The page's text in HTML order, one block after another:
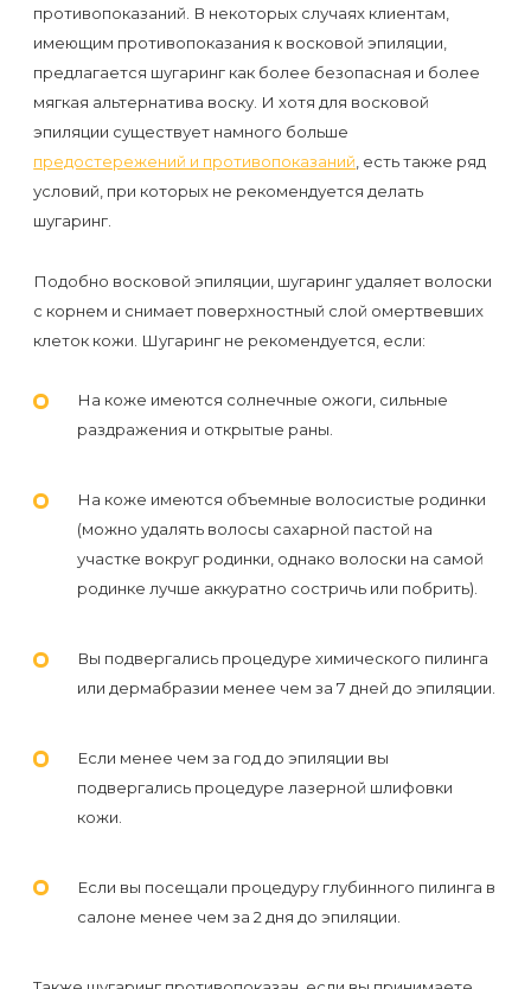
первый
раз
перед
событием
Противопоказания
эпиляции
нужно
знать
визитом
по
за
кожей
после
воском
противопоказаний. В некоторых случаях клиентам,
имеющим противопоказания к восковой эпиляции,
предлагается шугаринг как более безопасная и более
мягкая альтернатива воску. И хотя для восковой
эпиляции существует намного больше
предостережений и противопоказаний, есть также ряд
условий, при которых не рекомендуется делать
шугаринг.
Подобно восковой эпиляции, шугаринг удаляет волоски
с корнем и снимает поверхностный слой омертвевших
клеток кожи. Шугаринг не рекомендуется, если:
На коже имеются солнечные ожоги, сильные
раздражения и открытые раны.
На коже имеются объемные волосистые родинки
(можно удалять волосы сахарной пастой на
участке вокруг родинки, однако волоски на самой
родинке лучше аккуратно состричь или побрить).
Вы подвергались процедуре химического пилинга
или дермабразии менее чем за 7 дней до эпиляции.
Если менее чем за год до эпиляции вы
подвергались процедуре лазерной шлифовки
кожи.
Если вы посещали процедуру глубинного пилинга в
салоне менее чем за 2 дня до эпиляции.